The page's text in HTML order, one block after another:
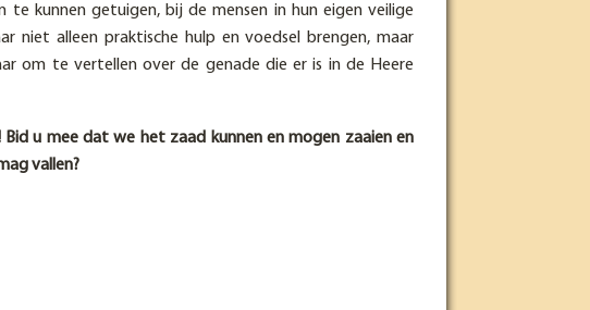
te kunnen getuigen, bij de mensen in hun eigen veilige
niet alleen praktische hulp en voedsel brengen, maar
om te vertellen over de genade die er is in de Heere
u mee dat we het zaad kunnen en mogen zaaien en
vallen?